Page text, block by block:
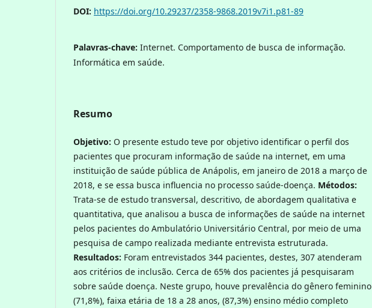
DOI: https://doi.org/10.29237/2358-9868.2019v7i1.p81-89
Palavras-chave: Internet. Comportamento de busca de informação.
Informática em saúde.
Resumo
Objetivo: O presente estudo teve por objetivo identificar o perfil dos
pacientes que procuram informação de saúde na internet, em uma
instituição de saúde pública de Anápolis, em janeiro de 2018 a março de
2018, e se essa busca influencia no processo saúde-doença. Métodos:
Trata-se de estudo transversal, descritivo, de abordagem qualitativa e
quantitativa, que analisou a busca de informações de saúde na internet
pelos pacientes do Ambulatório Universitário Central, por meio de uma
pesquisa de campo realizada mediante entrevista estruturada.
Resultados: Foram entrevistados 344 pacientes, destes, 307 atenderam
aos critérios de inclusão. Cerca de 65% dos pacientes já pesquisaram
sobre saúde doença. Neste grupo, houve prevalência do gênero feminino
(71,8%), faixa etária de 18 a 28 anos, (87,3%) ensino médio completo